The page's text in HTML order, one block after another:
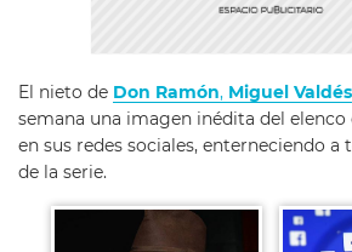
El nieto de Don Ramón, Miguel Valdés
semana una imagen inédita del elenco
en sus redes sociales, enterneciendo a
de la serie.